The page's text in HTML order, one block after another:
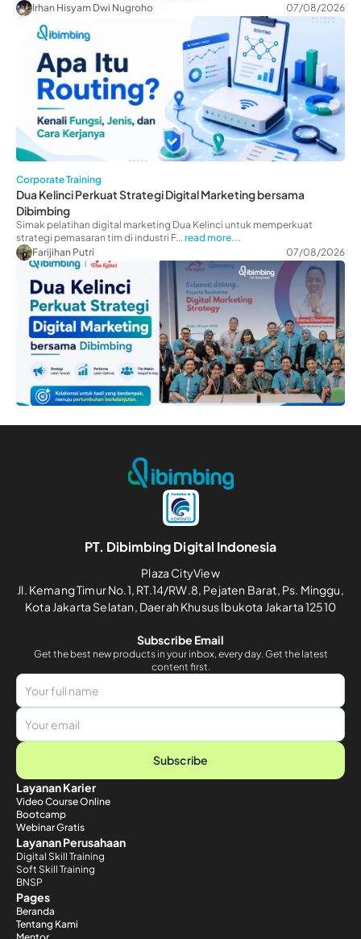
Irhan Hisyam Dwi Nugroho
07/08/2026
Corporate Training
Dua Kelinci Perkuat Strategi Digital Marketing bersama
Dibimbing
Simak pelatihan digital marketing Dua Kelinci untuk memperkuat
strategi pemasaran tim di industri F... read more...
Farijihan Putri
07/08/2026
PT. Dibimbing Digital Indonesia
Plaza CityView
Jl. Kemang Timur No.1, RT.14/RW.8, Pejaten Barat, Ps. Minggu,
Kota Jakarta Selatan, Daerah Khusus Ibukota Jakarta 12510
Subscribe Email
Get the best new products in your inbox, every day. Get the latest
content first.
Subscribe
Layanan Karier
Video Course Online
Bootcamp
Webinar Gratis
Layanan Perusahaan
Digital Skill Training
Soft Skill Training
BNSP
Pages
Beranda
Tentang Kami